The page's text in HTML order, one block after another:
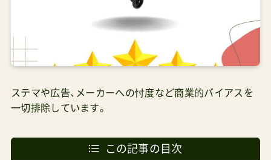
ステマや広告、メーカーへの忖度など商業的バイアスを
一切排除しています。
この記事の目次